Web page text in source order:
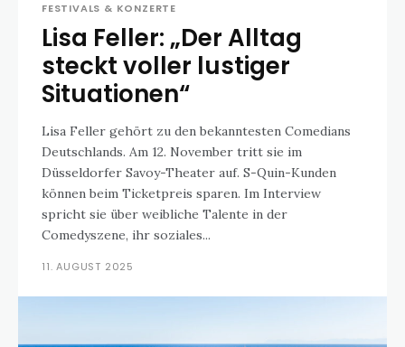
FESTIVALS & KONZERTE
Lisa Feller: „Der Alltag
steckt voller lustiger
Situationen“
Lisa Feller gehört zu den bekanntesten Comedians
Deutschlands. Am 12. November tritt sie im
Düsseldorfer Savoy-Theater auf. S-Quin-Kunden
können beim Ticketpreis sparen. Im Interview
spricht sie über weibliche Talente in der
Comedyszene, ihr soziales...
11. AUGUST 2025